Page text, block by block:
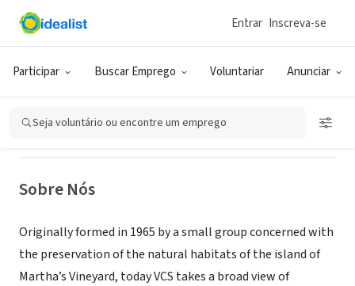
Participar Buscar Emprego Voluntariar Anunciar
Entrar Inscreva-se
Seja voluntário ou encontre um emprego
Vineyard Conservation Society
Tisbury, MA vineyardconservation.org/
Sobre Nós
Originally formed in 1965 by a small group concerned with
the preservation of the natural habitats of the island of
Martha’s Vineyard, today VCS takes a broad view of